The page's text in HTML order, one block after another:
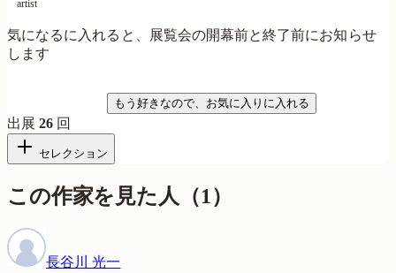
artist
気になるに入れると、展覧会の開幕前と終了前にお知らせ
します
もう好きなので、お気に入りに入れる
出展26 回
セレクション
この作家を見た人 （1）
長谷川 光一